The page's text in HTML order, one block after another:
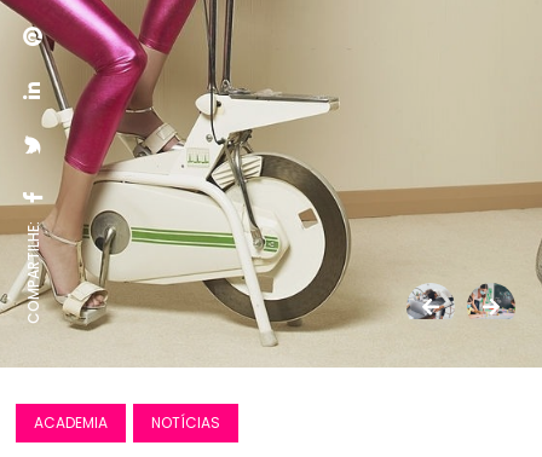
COMPARTILHE:
ACADEMIA NOTÍCIAS